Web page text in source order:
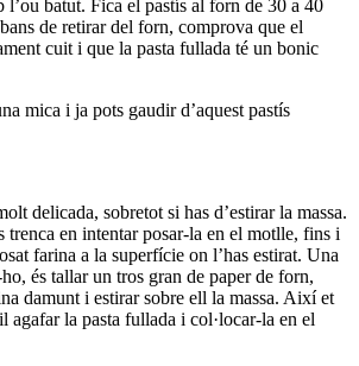
l’ou batut. Fica el pastís al forn de 30 a 40
de retirar del forn, comprova que el
cuit i que la pasta fullada té un bonic
mica i ja pots gaudir d’aquest pastís
delicada, sobretot si has d’estirar la massa.
trenca en intentar posar-la en el motlle, fins i
farina a la superfície on l’has estirat. Una
és tallar un tros gran de paper de forn,
damunt i estirar sobre ell la massa. Així et
agafar la pasta fullada i col·locar-la en el